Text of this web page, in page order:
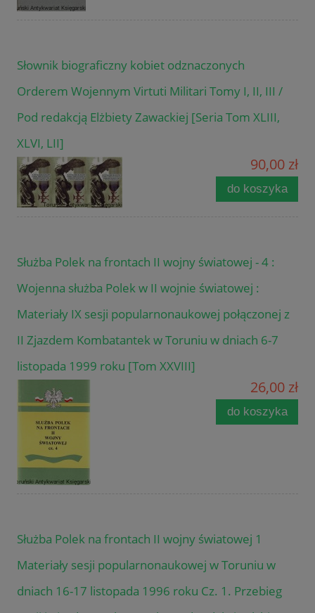
Słownik biograficzny kobiet odznaczonych
Orderem Wojennym Virtuti Militari Tomy I, II, III /
Pod redakcją Elżbiety Zawackiej [Seria Tom XLIII,
XLVI, LII]
90,00 zł
do koszyka
Służba Polek na frontach II wojny światowej - 4 :
Wojenna służba Polek w II wojnie światowej :
Materiały IX sesji popularnonaukowej połączonej z
II Zjazdem Kombatantek w Toruniu w dniach 6-7
listopada 1999 roku [Tom XXVIII]
26,00 zł
do koszyka
Służba Polek na frontach II wojny światowej 1
Materiały sesji popularnonaukowej w Toruniu w
dniach 16-17 listopada 1996 roku Cz. 1. Przebieg